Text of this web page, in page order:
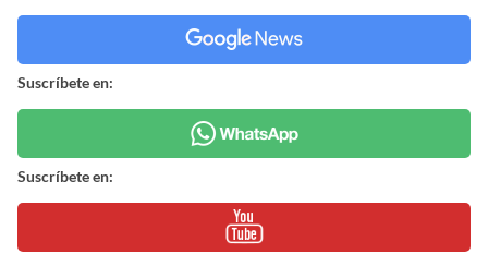
Suscríbete en:
Suscríbete en: